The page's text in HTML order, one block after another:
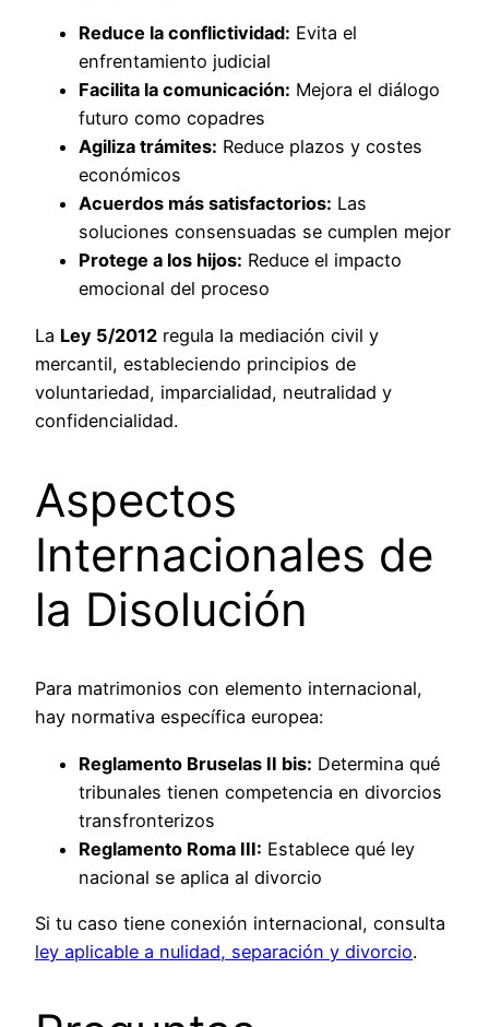
Reduce la conflictividad: Evita el
enfrentamiento judicial
Facilita la comunicación: Mejora el diálogo
futuro como copadres
Agiliza trámites: Reduce plazos y costes
económicos
Acuerdos más satisfactorios: Las
soluciones consensuadas se cumplen mejor
Protege a los hijos: Reduce el impacto
emocional del proceso
La Ley 5/2012 regula la mediación civil y
mercantil, estableciendo principios de
voluntariedad, imparcialidad, neutralidad y
confidencialidad.
Aspectos
Internacionales de
la Disolución
Para matrimonios con elemento internacional,
hay normativa específica europea:
Reglamento Bruselas II bis: Determina qué
tribunales tienen competencia en divorcios
transfronterizos
Reglamento Roma III: Establece qué ley
nacional se aplica al divorcio
Si tu caso tiene conexión internacional, consulta
ley aplicable a nulidad, separación y divorcio.